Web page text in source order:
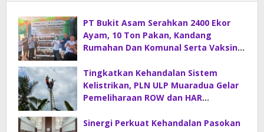
PT Bukit Asam Serahkan 2400 Ekor
Ayam, 10 Ton Pakan, Kandang
Rumahan Dan Komunal Serta Vaksin
Tingkatkan Kehandalan Sistem
Kelistrikan, PLN ULP Muaradua Gelar
Pemeliharaan ROW dan HAR
Sinergi Perkuat Kehandalan Pasokan